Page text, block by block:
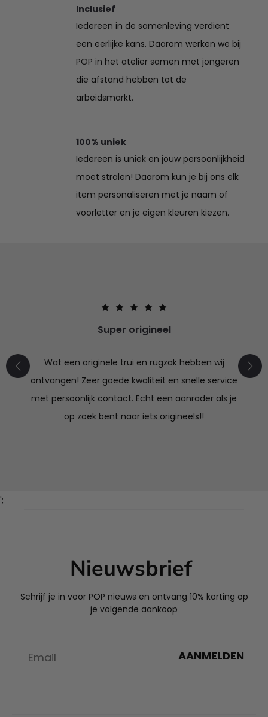
Inclusief
Iedereen in de samenleving verdient
een eerlijke kans. Daarom werken we bij
POP in het atelier samen met jongeren
die afstand hebben tot de
arbeidsmarkt.
100% uniek
Iedereen is uniek en jouw persoonlijkheid
moet stralen! Daarom kun je bij ons elk
item personaliseren met je naam of
voorletter en je eigen kleuren kiezen.
Super origineel
Wat een originele trui en rugzak hebben wij
ontvangen! Zeer goede kwaliteit en snelle service
met persoonlijk contact. Echt een aanrader als je
op zoek bent naar iets origineels!!
';
Nieuwsbrief
Schrijf je in voor POP nieuws en ontvang 10% korting op
je volgende aankoop
AANMELDEN